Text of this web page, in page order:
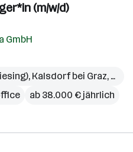
(m/w/d)
GmbH
, Kalsdorf bei Graz,
ab 38.000 € jährlich